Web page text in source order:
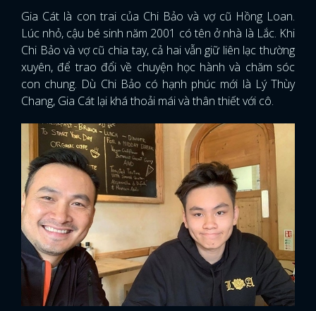
Gia Cát là con trai của Chi Bảo và vợ cũ Hồng Loan.
Lúc nhỏ, cậu bé sinh năm 2001 có tên ở nhà là Lắc. Khi
Chi Bảo và vợ cũ chia tay, cả hai vẫn giữ liên lạc thường
xuyên, để trao đổi về chuyện học hành và chăm sóc
con chung. Dù Chi Bảo có hạnh phúc mới là Lý Thùy
Chang, Gia Cát lại khá thoải mái và thân thiết với cô.